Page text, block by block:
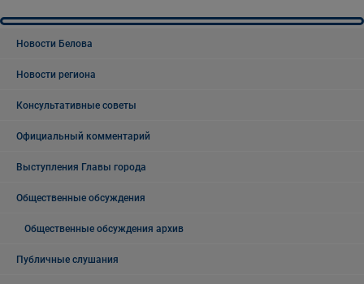
Новости Белова
Новости региона
Консультативные советы
Официальный комментарий
Выступления Главы города
Общественные обсуждения
Общественные обсуждения архив
Публичные слушания